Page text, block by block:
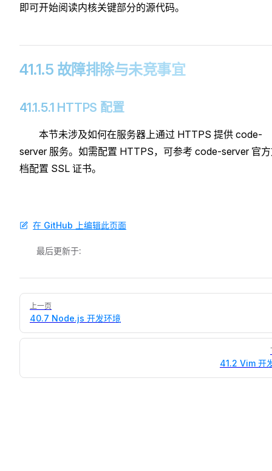
即可开始阅读内核关键部分的源代码。
41.1.5 故障排除与未竞事宜
41.1.5.1 HTTPS 配置
本节未涉及如何在服务器上通过 HTTPS 提供 code-
server 服务。如需配置 HTTPS，可参考 code-server 官
档配置 SSL 证书。
在 GitHub 上编辑此页面
最后更新于:
Pager
上一页
40.7 Node.js 开发环境
41.2 Vim 开